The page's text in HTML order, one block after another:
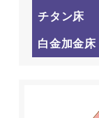
チタン床
白金加金床